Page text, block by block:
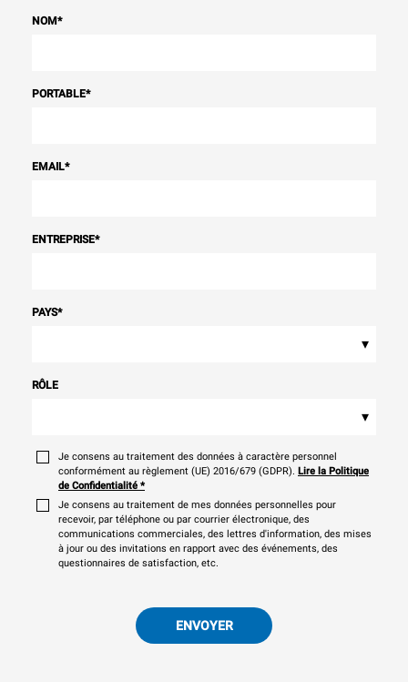
NOM*
PORTABLE*
EMAIL*
ENTREPRISE*
PAYS*
▾
RÔLE
▾
Je consens au traitement des données à caractère personnel
conformément au règlement (UE) 2016/679 (GDPR). Lire la Politique
de Confidentialité *
Je consens au traitement de mes données personnelles pour
recevoir, par téléphone ou par courrier électronique, des
communications commerciales, des lettres d'information, des mises
à jour ou des invitations en rapport avec des événements, des
questionnaires de satisfaction, etc.
ENVOYER